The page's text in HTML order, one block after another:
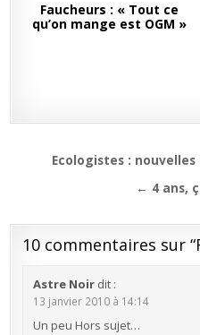
Faucheurs : « Tout ce
qu’on mange est OGM »
Navigation
Ecologistes :
← 4 ans,
10 commentaires sur “
Astre Noir dit :
13 janvier 2010 à 14:14
Un peu Hors sujet…